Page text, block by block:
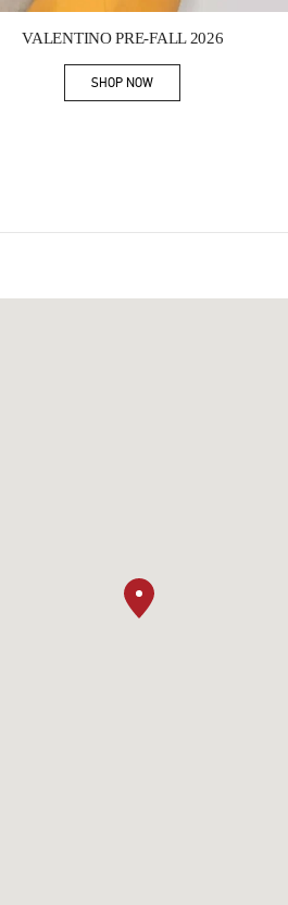
VALENTINO PRE-FALL 2026
SHOP NOWLink Opens in New Tab